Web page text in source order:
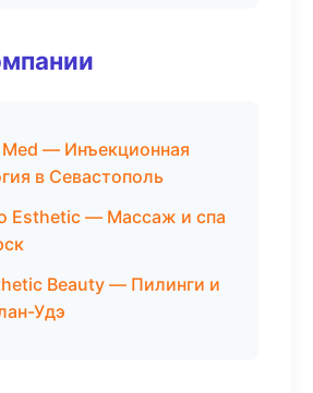
— Инъекционная
в Севастополь
Esthetic — Массаж и спа
Beauty — Пилинги и
Удэ